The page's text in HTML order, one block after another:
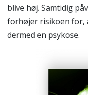
blive høj. Samtidig
forhøjer risikoen for,
dermed en psykose.